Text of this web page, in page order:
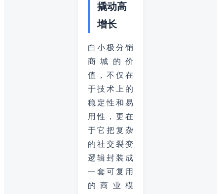
撬动高
增长
白小极分销
商城的价
值，不仅在
于技术上的
稳定性和易
用性，更在
于它把复杂
的社交裂变
逻辑封装成
一套可复用
的商业模